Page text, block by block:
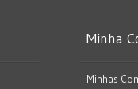
Minha
Minhas